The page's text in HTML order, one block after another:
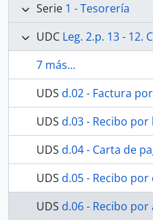
Serie 1 - Tesorería
UDC Leg. 2.p. 13 - 12. Comprobantes de las cuentas generales desde 1º de Abril de 1845 al 31
7 más...
UDS d.02 - Factura por
UDS d.03 - Recibo
UDS d.04 - Carta de
UDS d.05 - Recibo
UDS d.06 - Recibo